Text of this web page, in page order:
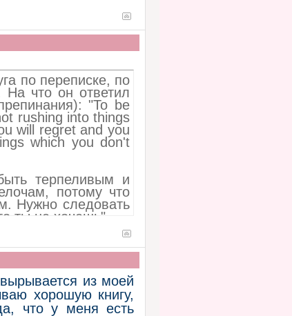
по переписке, по
На что он ответил
"To be
rushing into things
will regret and you
which you don't
терпеливым и
потому что
Нужно следовать
ты не хочешь".
что многие могут
делать то, что не
в книге хорошее
что не хочешь, ты
Надолго тебя не
из моей
хорошую книгу,
что у меня есть